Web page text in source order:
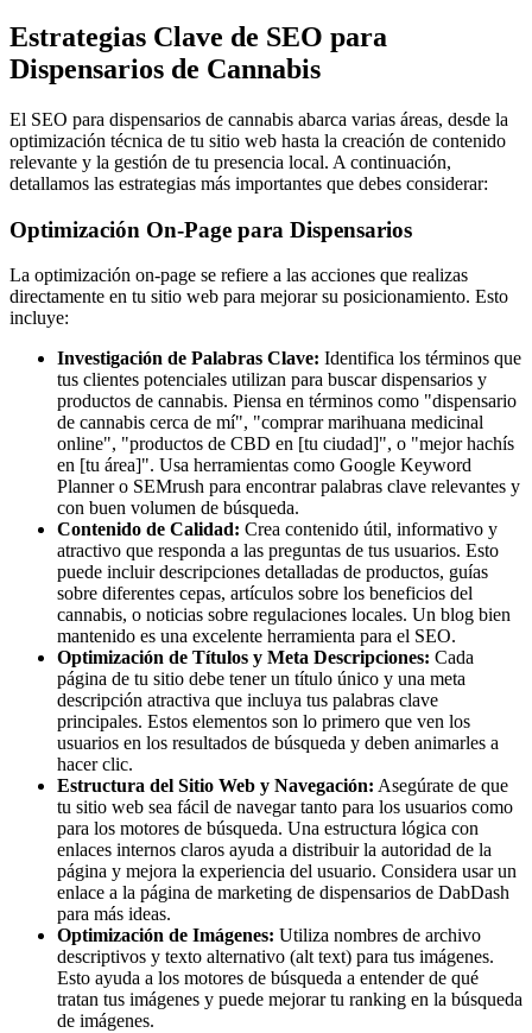
Estrategias Clave de SEO para
Dispensarios de Cannabis
El SEO para dispensarios de cannabis abarca varias áreas, desde la
optimización técnica de tu sitio web hasta la creación de contenido
relevante y la gestión de tu presencia local. A continuación,
detallamos las estrategias más importantes que debes considerar:
Optimización On-Page para Dispensarios
La optimización on-page se refiere a las acciones que realizas
directamente en tu sitio web para mejorar su posicionamiento. Esto
incluye:
Investigación de Palabras Clave: Identifica los términos que
tus clientes potenciales utilizan para buscar dispensarios y
productos de cannabis. Piensa en términos como "dispensario
de cannabis cerca de mí", "comprar marihuana medicinal
online", "productos de CBD en [tu ciudad]", o "mejor hachís
en [tu área]". Usa herramientas como Google Keyword
Planner o SEMrush para encontrar palabras clave relevantes y
con buen volumen de búsqueda.
Contenido de Calidad: Crea contenido útil, informativo y
atractivo que responda a las preguntas de tus usuarios. Esto
puede incluir descripciones detalladas de productos, guías
sobre diferentes cepas, artículos sobre los beneficios del
cannabis, o noticias sobre regulaciones locales. Un blog bien
mantenido es una excelente herramienta para el SEO.
Optimización de Títulos y Meta Descripciones: Cada
página de tu sitio debe tener un título único y una meta
descripción atractiva que incluya tus palabras clave
principales. Estos elementos son lo primero que ven los
usuarios en los resultados de búsqueda y deben animarles a
hacer clic.
Estructura del Sitio Web y Navegación: Asegúrate de que
tu sitio web sea fácil de navegar tanto para los usuarios como
para los motores de búsqueda. Una estructura lógica con
enlaces internos claros ayuda a distribuir la autoridad de la
página y mejora la experiencia del usuario. Considera usar un
enlace a la página de marketing de dispensarios de DabDash
para más ideas.
Optimización de Imágenes: Utiliza nombres de archivo
descriptivos y texto alternativo (alt text) para tus imágenes.
Esto ayuda a los motores de búsqueda a entender de qué
tratan tus imágenes y puede mejorar tu ranking en la búsqueda
de imágenes.